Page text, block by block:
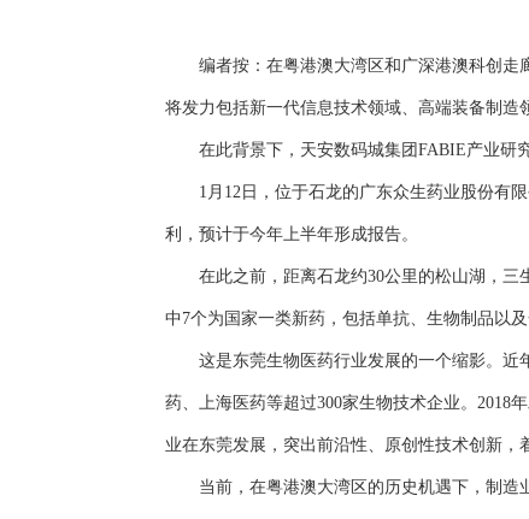
编者按：在粤港澳大湾区和广深港澳科创走廊
将发力包括新一代信息技术领域、高端装备制造
在此背景下，天安数码城集团FABIE产业研究
1月12日，位于石龙的广东众生药业股份有限
利，预计于今年上半年形成报告。
在此之前，距离石龙约30公里的松山湖，三
中7个为国家一类新药，包括单抗、生物制品以及
这是东莞生物医药行业发展的一个缩影。近年
药、上海医药等超过300家生物技术企业。2018
业在东莞发展，突出前沿性、原创性技术创新，
当前，在粤港澳大湾区的历史机遇下，制造业